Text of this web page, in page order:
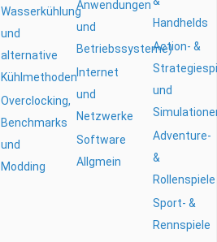
Wasserkühlung
und
alternative
Kühlmethoden
Overclocking,
Benchmarks
und
Modding
Anwendungen
und
Betriebssysteme)
Internet
und
Netzwerke
Software
Allgmein
Handhelds
Action- &
und
Adventure-
&
Rollenspiele
Sport- &
Rennspiele